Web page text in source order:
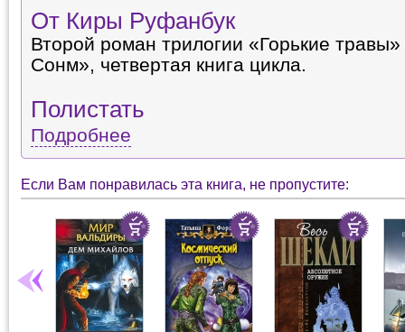
От Киры Руфанбук
Второй роман трилогии «Горькие
Сонм», четвертая книга цикла.
Полистать
Подробнее
Если Вам понравилась эта книга, не пропустите: